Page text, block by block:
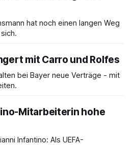
hat noch einen langen Weg
mit Carro und Rolfes
bei Bayer neue Verträge - mit
Mitarbeiterin hohe
Infantino: Als UEFA-